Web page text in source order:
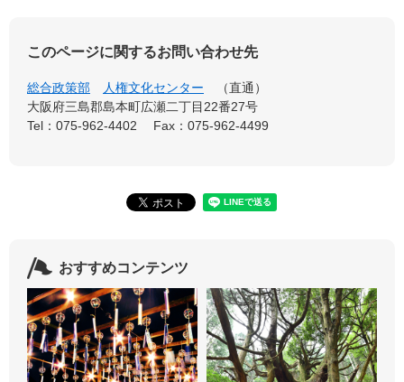
このページに関するお問い合わせ先
総合政策部 人権文化センター
直通
大阪府三島郡島本町広瀬二丁目22番27号
Tel：075-962-4402
Fax：075-962-4499
おすすめコンテンツ